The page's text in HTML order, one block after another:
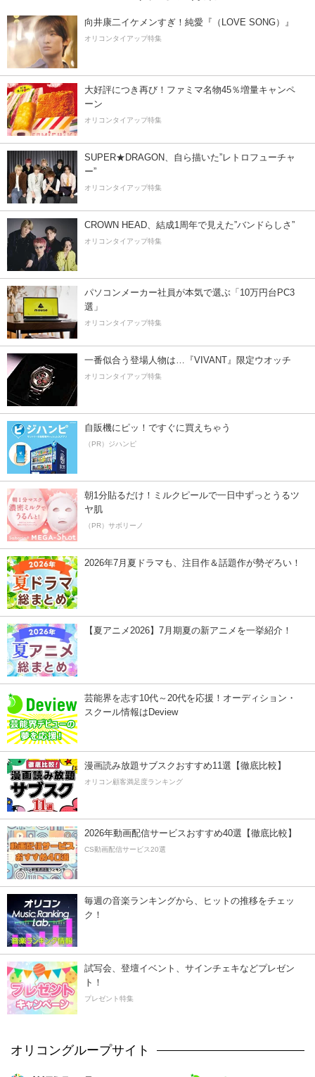
向井康二イケメンすぎ！純愛『（LOVE SONG）』
オリコンタイアップ特集
大好評につき再び！ファミマ名物45％増量キャンペ
ーン
オリコンタイアップ特集
SUPER★DRAGON、自ら描いた”レトロフューチャ
ー”
オリコンタイアップ特集
CROWN HEAD、結成1周年で見えた”バンドらしさ”
オリコンタイアップ特集
パソコンメーカー社員が本気で選ぶ「10万円台PC3
選」
オリコンタイアップ特集
一番似合う登場人物は…『VIVANT』限定ウオッチ
オリコンタイアップ特集
自販機にピッ！ですぐに買えちゃう
（PR）ジハンピ
朝1分貼るだけ！ミルクピールで一日中ずっとうるツ
ヤ肌
（PR）サボリーノ
2026年7月夏ドラマも、注目作＆話題作が勢ぞろい！
【夏アニメ2026】7月期夏の新アニメを一挙紹介！
芸能界を志す10代～20代を応援！オーディション・
スクール情報はDeview
漫画読み放題サブスクおすすめ11選【徹底比較】
オリコン顧客満足度ランキング
2026年動画配信サービスおすすめ40選【徹底比較】
CS動画配信サービス20選
毎週の音楽ランキングから、ヒットの推移をチェッ
ク！
試写会、登壇イベント、サインチェキなどプレゼン
ト！
プレゼント特集
オリコングループサイト